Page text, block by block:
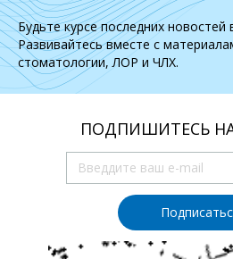
Будьте курсе последних новостей
Развивайтесь вместе с
стоматологии, ЛОР и ЧЛХ.
ПОДПИШИТЕСЬ